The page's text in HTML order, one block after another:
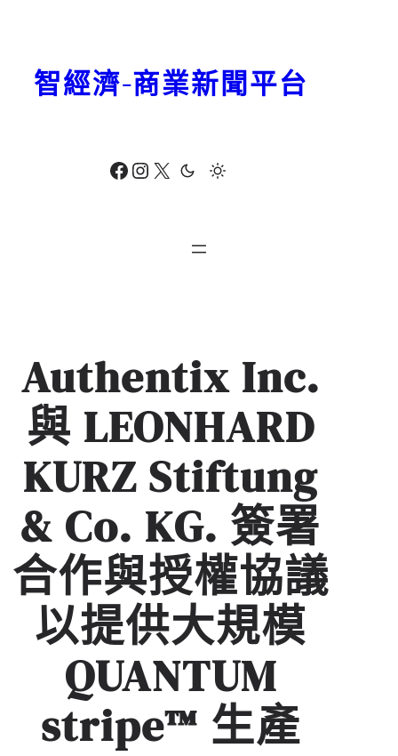
Facebook Instagram X
智經濟-商業新聞平台
Authentix Inc.
與 LEONHARD
KURZ Stiftung
& Co. KG. 簽署
合作與授權協議
以提供大規模
QUANTUM
stripe™ 生產